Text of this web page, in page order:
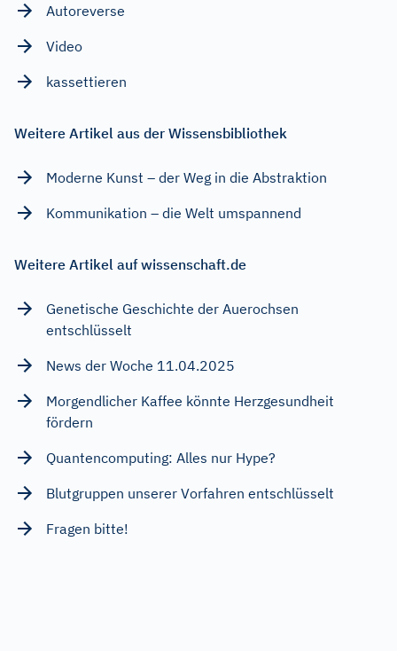
Autoreverse
Video
kassettieren
Weitere Artikel aus der Wissensbibliothek
Moderne Kunst – der Weg in die Abstraktion
Kommunikation – die Welt umspannend
Weitere Artikel auf wissenschaft.de
Genetische Geschichte der Auerochsen
entschlüsselt
News der Woche 11.04.2025
Morgendlicher Kaffee könnte Herzgesundheit
fördern
Quantencomputing: Alles nur Hype?
Blutgruppen unserer Vorfahren entschlüsselt
Fragen bitte!